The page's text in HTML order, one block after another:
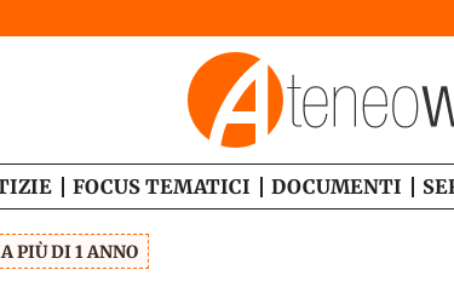
FOCUS TEMATICI DOCUMENTI
PIÙ DI 1 ANNO